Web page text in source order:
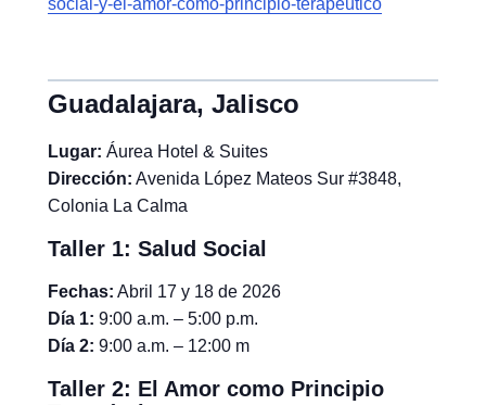
Guadalajara, Jalisco
Lugar: Áurea Hotel & Suites
Dirección: Avenida López Mateos Sur #3848,
Colonia La Calma
Taller 1: Salud Social
Fechas: Abril 17 y 18 de 2026
Día 1: 9:00 a.m. – 5:00 p.m.
Día 2: 9:00 a.m. – 12:00 m
Taller 2: El Amor como Principio